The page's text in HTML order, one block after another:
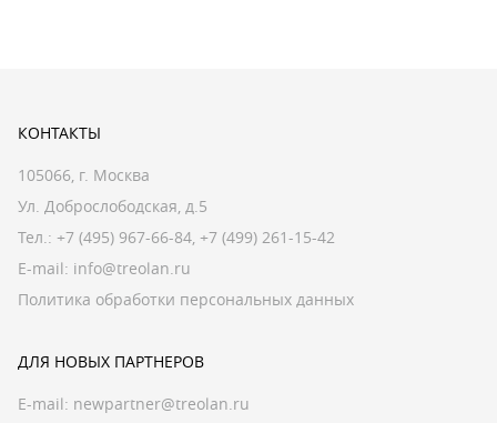
КОНТАКТЫ
105066, г. Москва
Ул. Доброслободская, д.5
Тел.: +7 (495) 967-66-84, +7 (499) 261-15-42
E-mail: info@treolan.ru
Политика обработки персональных данных
ДЛЯ НОВЫХ ПАРТНЕРОВ
E-mail: newpartner@treolan.ru